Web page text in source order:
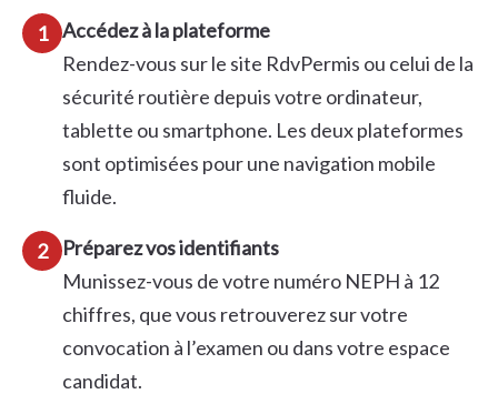
1 Accédez à la plateforme
Rendez-vous sur le site RdvPermis ou celui de la
sécurité routière depuis votre ordinateur,
tablette ou smartphone. Les deux plateformes
sont optimisées pour une navigation mobile
fluide.
2
Préparez vos identifiants
Munissez-vous de votre numéro NEPH à 12
chiffres, que vous retrouverez sur votre
convocation à l’examen ou dans votre espace
candidat.